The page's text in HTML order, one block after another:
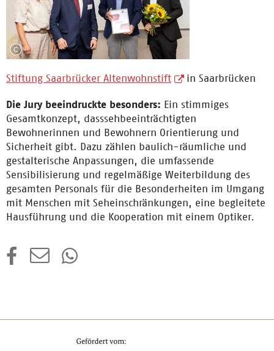
Stiftung Saarbrücker Altenwohnstift in Saarbrücken
Die Jury beeindruckte besonders: Ein stimmiges
Gesamtkonzept, dasssehbeeinträchtigten
Bewohnerinnen und Bewohnern Orientierung und
Sicherheit gibt. Dazu zählen baulich-räumliche und
gestalterische Anpassungen, die umfassende
Sensibilisierung und regelmäßige Weiterbildung des
gesamten Personals für die Besonderheiten im Umgang
mit Menschen mit Seheinschränkungen, eine begleitete
Hausführung und die Kooperation mit einem Optiker.